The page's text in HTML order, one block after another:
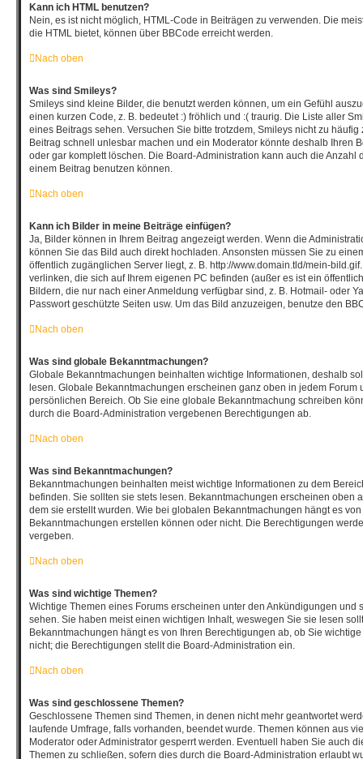
Kann ich HTML benutzen?
Nein, es ist nicht möglich, HTML-Code in Beiträgen zu verwenden. Die
die HTML bietet, können über BBCode erreicht werden.
Nach oben
Was sind Smileys?
Smileys sind kleine Bilder, die benutzt werden können, um ein Gefühl
einen kurzen Code, z. B. bedeutet :) fröhlich und :( traurig. Die Liste aller
eines Beitrags sehen. Versuchen Sie bitte trotzdem, Smileys nicht zu
Beitrag schnell unlesbar machen und ein Moderator könnte deshalb Ihren
oder gar komplett löschen. Die Board-Administration kann auch die Anzahl
einem Beitrag benutzen können.
Nach oben
Kann ich Bilder in meine Beiträge einfügen?
Ja, Bilder können in Ihrem Beitrag angezeigt werden. Wenn die
können Sie das Bild auch direkt hochladen. Ansonsten müssen Sie zu
öffentlich zugänglichen Server liegt, z. B. http://www.domain.tld/mein-
verlinken, die sich auf Ihrem eigenen PC befinden (außer es ist ein
Bildern, die nur nach einer Anmeldung verfügbar sind, z. B. Hotmail- oder
Passwort geschützte Seiten usw. Um das Bild anzuzeigen, benutze den
Nach oben
Was sind globale Bekanntmachungen?
Globale Bekanntmachungen beinhalten wichtige Informationen, deshalb
lesen. Globale Bekanntmachungen erscheinen ganz oben in jedem Forum
persönlichen Bereich. Ob Sie eine globale Bekanntmachung schreiben
durch die Board-Administration vergebenen Berechtigungen ab.
Nach oben
Was sind Bekanntmachungen?
Bekanntmachungen beinhalten meist wichtige Informationen zu dem
befinden. Sie sollten sie stets lesen. Bekanntmachungen erscheinen oben
dem sie erstellt wurden. Wie bei globalen Bekanntmachungen hängt es
Bekanntmachungen erstellen können oder nicht. Die Berechtigungen
vergeben.
Nach oben
Was sind wichtige Themen?
Wichtige Themen eines Forums erscheinen unter den Ankündigungen und
sehen. Sie haben meist einen wichtigen Inhalt, weswegen Sie sie lesen
Bekanntmachungen hängt es von Ihren Berechtigungen ab, ob Sie
nicht; die Berechtigungen stellt die Board-Administration ein.
Nach oben
Was sind geschlossene Themen?
Geschlossene Themen sind Themen, in denen nicht mehr geantwortet
laufende Umfrage, falls vorhanden, beendet wurde. Themen können aus
Moderator oder Administrator gesperrt werden. Eventuell haben Sie auch
Themen zu schließen, sofern dies durch die Board-Administration erlaubt